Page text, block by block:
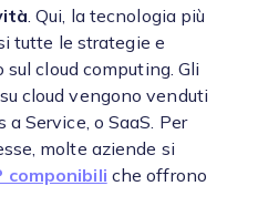
. Qui, la tecnologia più
tutte le strategie e
cloud computing. Gli
cloud vengono venduti
Service, o SaaS. Per
molte aziende si
componibili che offrono